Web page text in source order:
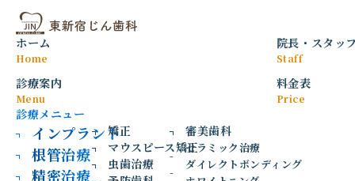
ホーム
Home
院長 ・ スタッ
Staff
診療案内
Menu
診療メニュー
インプラント
根管治療
精密治療
矯正
マウスピース矯正
虫歯治療
審美歯科
セラミック治療
ダイレクトボンディング
料金表
Price
2026
5/16
は
根管治療